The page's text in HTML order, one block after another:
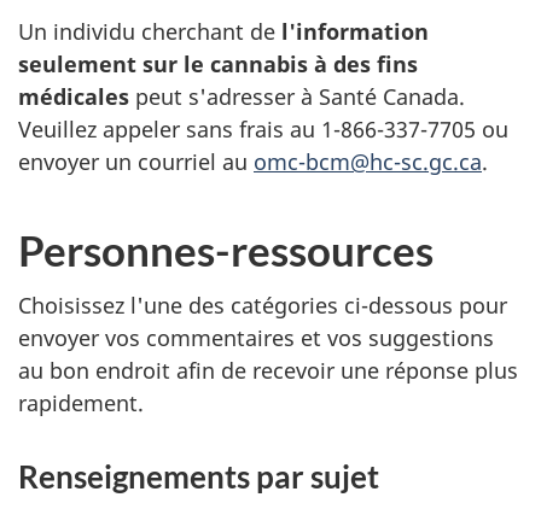
Un individu cherchant de l'information
seulement sur le cannabis à des fins
médicales peut s'adresser à Santé Canada.
Veuillez appeler sans frais au 1-866-337-7705 ou
envoyer un courriel au omc-bcm@hc-sc.gc.ca.
Personnes-ressources
Choisissez l'une des catégories ci-dessous pour
envoyer vos commentaires et vos suggestions
au bon endroit afin de recevoir une réponse plus
rapidement.
Renseignements par sujet